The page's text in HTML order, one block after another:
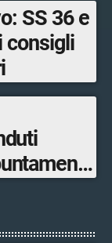
SS 36 e
consigli